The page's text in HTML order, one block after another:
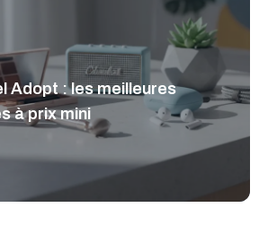
Adopt : les meilleures
à prix mini